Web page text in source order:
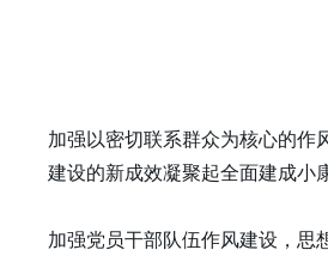
加强以密切联系群众为核心的作
建设的新成效凝聚起全面建成小
加强党员干部队伍作风建设，思